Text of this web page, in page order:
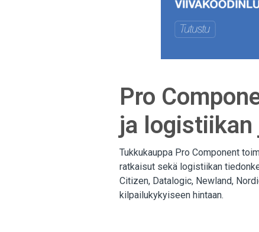
Pro
ja
Tukkukauppa Pro Component
ratkaisut sekä logistiikan
Citizen, Datalogic, Newland,
kilpailukykyiseen hintaan.